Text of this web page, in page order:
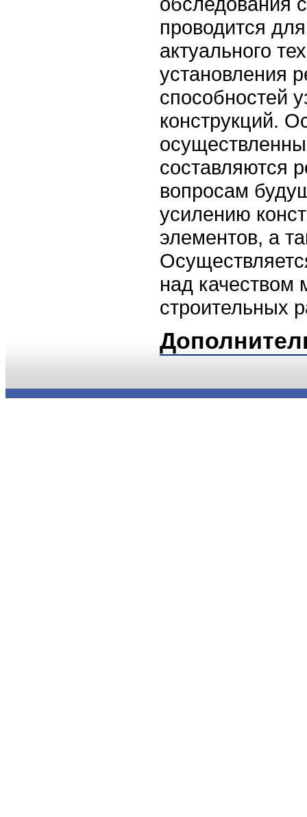
проводится
актуального
установления
способностей
конструкций.
составляются
вопросам
усилению
элементов, а
над качеством
строительных